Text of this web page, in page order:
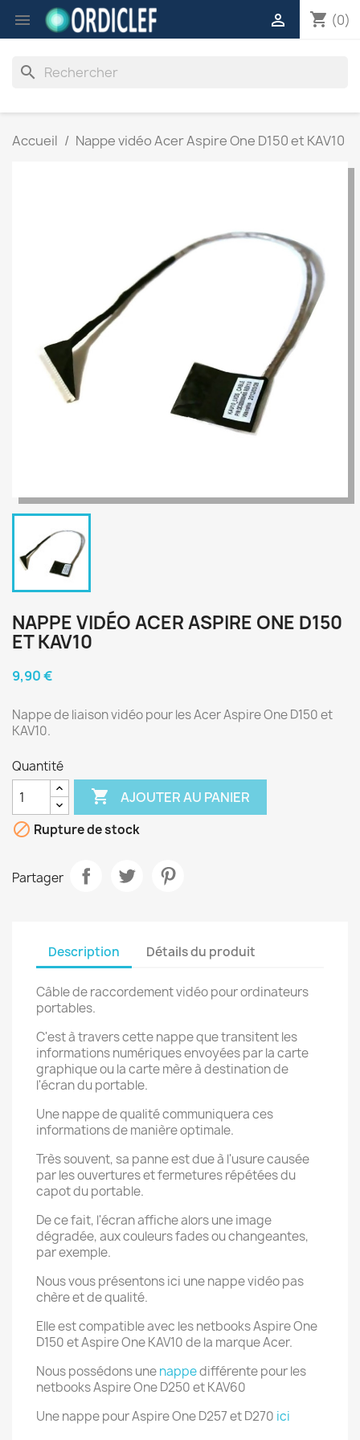
 shopping_cart (0)

search
Accueil Nappe vidéo Acer Aspire One D150 et KAV10
NAPPE VIDÉO ACER ASPIRE ONE D150
ET KAV10
9,90 €
Nappe de liaison vidéo pour les Acer Aspire One D150 et
KAV10.
Quantité
 AJOUTER AU PANIER
 Rupture de stock
Partager
Description Détails du produit
Câble de raccordement vidéo pour ordinateurs
portables.
C'est à travers cette nappe que transitent les
informations numériques envoyées par la carte
graphique ou la carte mère à destination de
l'écran du portable.
Une nappe de qualité communiquera ces
informations de manière optimale.
Très souvent, sa panne est due à l'usure causée
par les ouvertures et fermetures répétées du
capot du portable.
De ce fait, l'écran affiche alors une image
dégradée, aux couleurs fades ou changeantes,
par exemple.
Nous vous présentons ici une nappe vidéo pas
chère et de qualité.
Elle est compatible avec les netbooks Aspire One
D150 et Aspire One KAV10 de la marque Acer.
Nous possédons unenappedifférente pour les
netbooks Aspire One D250 et KAV60
Une nappe pour Aspire One D257 et D270 ici